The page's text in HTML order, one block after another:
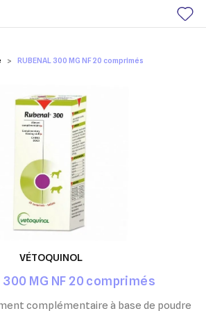
RUBENAL 300 MG NF 20 comprimés
VÉTOQUINOL
300 MG NF 20 comprimés
complémentaire à base de poudre